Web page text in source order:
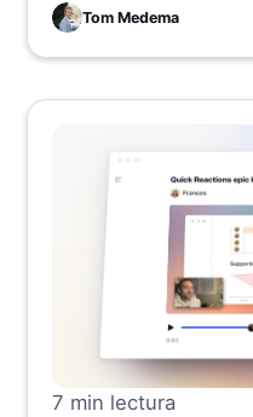
revelando los
mejores prácticas
Tom Medema
7 min lectura